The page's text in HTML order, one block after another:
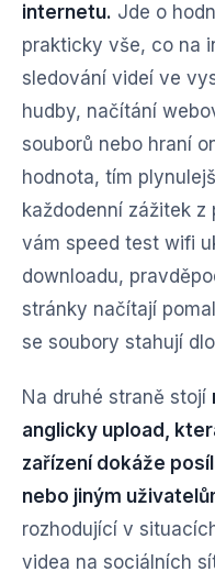
internetu. Jde o
prakticky vše, co na
sledování videí ve
hudby, načítání
souborů nebo hraní
hodnota, tím
každodenní zážitek z
vám speed test wifi
downloadu,
stránky načítají
se soubory stahují
Na druhé straně stojí
anglicky upload,
zařízení dokáže
nebo jiným
rozhodující v
videa na sociálních